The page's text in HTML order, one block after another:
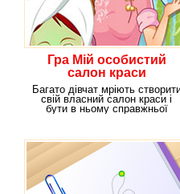
Гра Мій особистий
салон краси
Багато дівчат мріють
свій власний салон краси і
бути в ньому справжньої